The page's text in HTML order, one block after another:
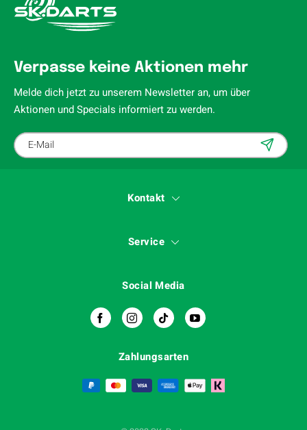
Verpasse keine Aktionen mehr
Melde dich jetzt zu unserem Newsletter an, um über
Aktionen und Specials informiert zu werden.
Kontakt
Service
Social Media
Zahlungsarten